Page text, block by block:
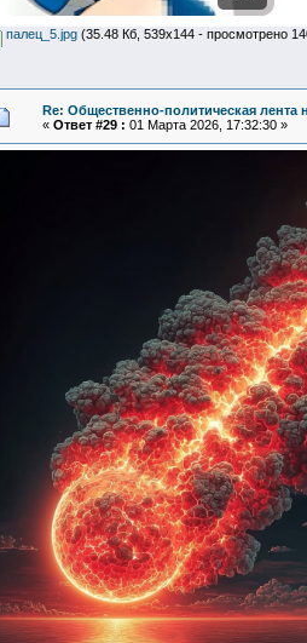
палец_5.jpg(35.48 Кб, 539x144 - просмотрено
Re: Общественно-политическая лента
« Ответ #29 : 01 Марта 2026, 17:32:30 »